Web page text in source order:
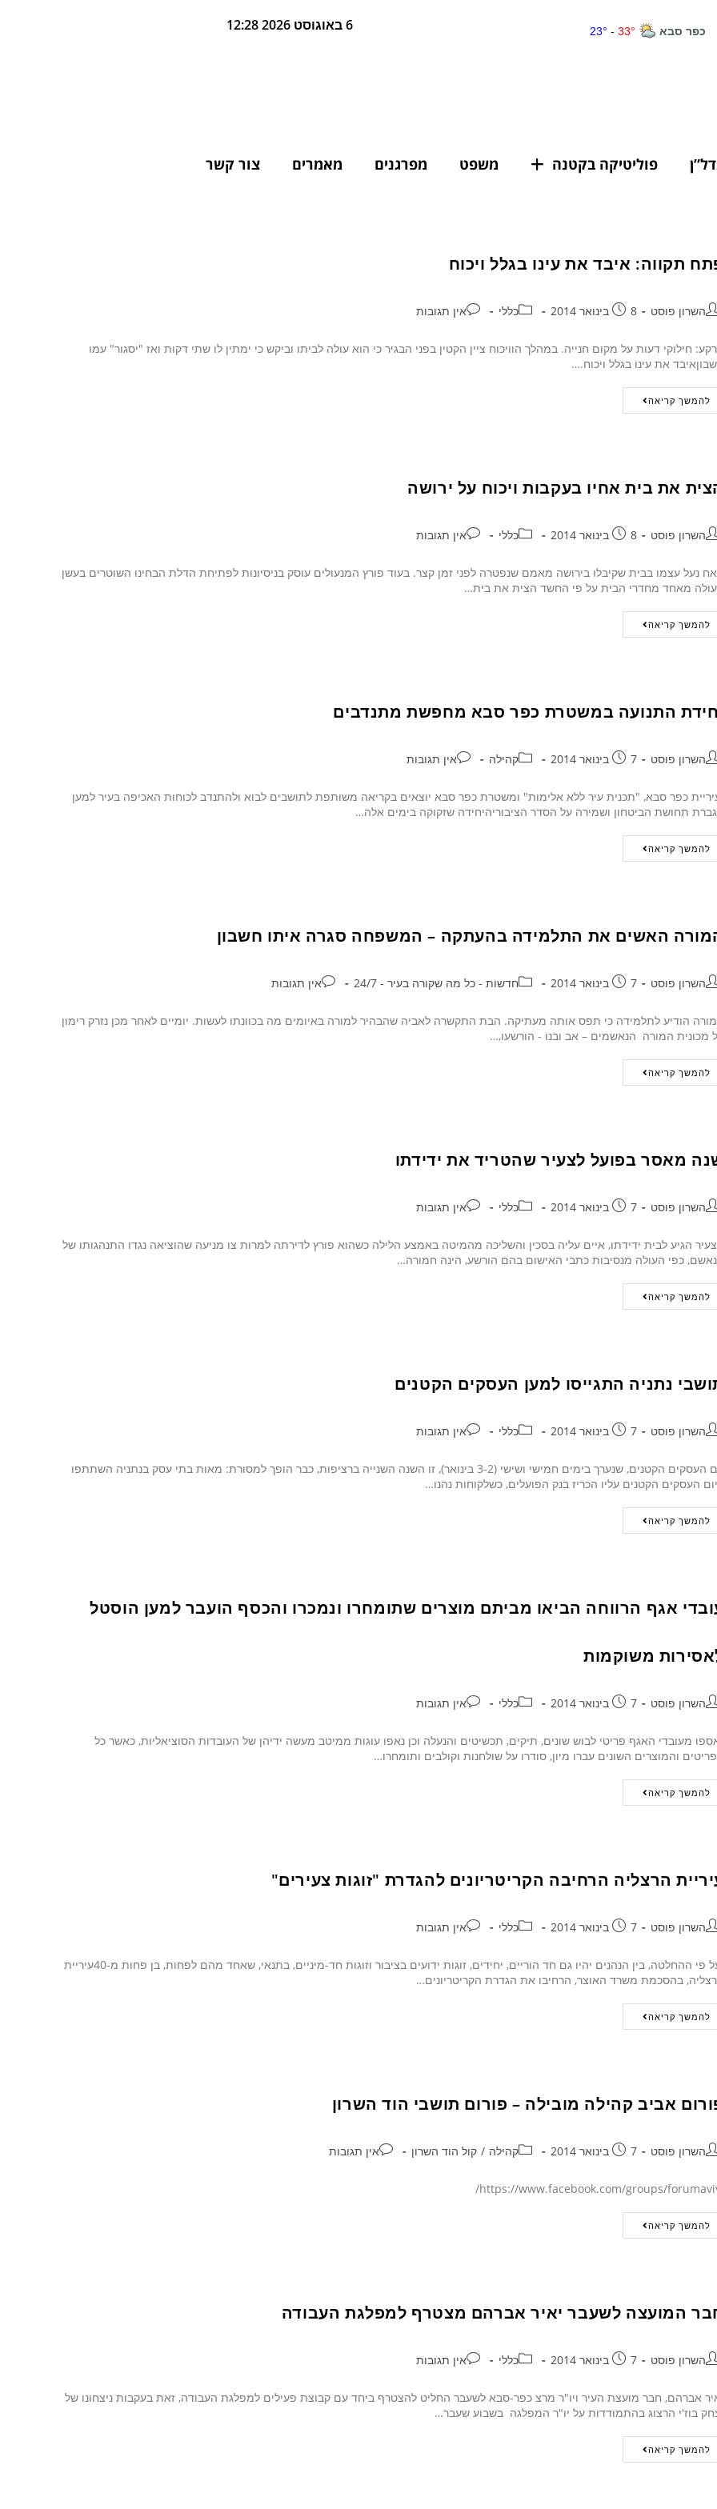
6 באוגוסט 2026 12:28
פוליטיקה בקטנה משפט מפרגנים מאמרים צור קשר
תקווה: איבד את עינו בגלל ויכוח
השרון פוסט 8 בינואר 2014 כללי אין תגובות
חילוקי דעות על מקום חנייה. במהלך הוויכוח ציין הקטין בפני הבגיר כי הוא עולה לביתו וביקש כי ימתין לו שתי דקות ואז "יסגור" עמו
את עינו בגלל ויכוח.…
להמשך קריאה
את בית אחיו בעקבות ויכוח על ירושה
השרון פוסט 8 בינואר 2014 כללי אין תגובות
נעל עצמו בבית שקיבלו בירושה מאמם שנפטרה לפני זמן קצר. בעוד פורץ המנעולים עוסק בניסיונות לפתיחת הדלת הבחינו השוטרים בעשן
מאחד מחדרי הבית על פי החשד הצית את בית…
להמשך קריאה
התנועה במשטרת כפר סבא מחפשת מתנדבים
השרון פוסט 7 בינואר 2014 קהילה אין תגובות
כפר סבא, "תכנית עיר ללא אלימות" ומשטרת כפר סבא יוצאים בקריאה משותפת לתושבים לבוא ולהתנדב לכוחות האכיפה בעיר למען
תחושת הביטחון ושמירה על הסדר הציבוריהיחידה שזקוקה בימים אלה…
להמשך קריאה
האשים את התלמידה בהעתקה – המשפחה סגרה איתו חשבון
השרון פוסט 7 בינואר 2014 חדשות - כל מה שקורה בעיר - 24/7 אין תגובות
הודיע לתלמידה כי תפס אותה מעתיקה. הבת התקשרה לאביה שהבהיר למורה באיומים מה בכוונתו לעשות. יומיים לאחר מכן נזרק רימון
מכונית המורה הנאשמים – אב ובנו - הורשעו,…
להמשך קריאה
מאסר בפועל לצעיר שהטריד את ידידתו
השרון פוסט 7 בינואר 2014 כללי אין תגובות
הגיע לבית ידידתו, איים עליה בסכין והשליכה מהמיטה באמצע הלילה כשהוא פורץ לדירתה למרות צו מניעה שהוציאה נגדו התנהגותו של
כפי העולה מנסיבות כתבי האישום בהם הורשע, הינה חמורה…
להמשך קריאה
נתניה התגייסו למען העסקים הקטנים
השרון פוסט 7 בינואר 2014 כללי אין תגובות
יום העסקים הקטנים, שנערך בימים חמישי ושישי (3-2 בינואר), זו השנה השנייה ברציפות, כבר הופך למסורת: מאות בתי עסק בנתניה השתתפו
העסקים הקטנים עליו הכריז בנק הפועלים, כשלקוחות נהנו…
להמשך קריאה
אגף הרווחה הביאו מביתם מוצרים שתומחרו ונמכרו והכסף הועבר למען הוסטל
משוקמות
השרון פוסט 7 בינואר 2014 כללי אין תגובות
מעובדי האגף פריטי לבוש שונים, תיקים, תכשיטים והנעלה וכן נאפו עוגות ממיטב מעשה ידיהן של העובדות הסוציאליות, כאשר כל
והמוצרים השונים עברו מיון, סודרו על שולחנות וקולבים ותומחרו…
להמשך קריאה
הרצליה הרחיבה הקריטריונים להגדרת "זוגות צעירים"
השרון פוסט 7 בינואר 2014 כללי אין תגובות
על פי ההחלטה, בין הנהנים יהיו גם חד הוריים, יחידים, זוגות ידועים בציבור וזוגות חד-מיניים, בתנאי, שאחד מהם לפחות, בן פחות מ-40עיריית
בהסכמת משרד האוצר, הרחיבו את הגדרת הקריטריונים…
להמשך קריאה
אביב קהילה מובילה – פורום תושבי הוד השרון
השרון פוסט 7 בינואר 2014 קהילה / קול הוד השרון אין תגובות
להמשך קריאה
המועצה לשעבר יאיר אברהם מצטרף למפלגת העבודה
השרון פוסט 7 בינואר 2014 כללי אין תגובות
אברהם, חבר מועצת העיר ויו"ר מרצ כפר-סבא לשעבר החליט להצטרף ביחד עם קבוצת פעילים למפלגת העבודה, זאת בעקבות ניצחונו של
בוז'י הרצוג בהתמודדות על יו"ר המפלגה בשבוע שעבר…
להמשך קריאה